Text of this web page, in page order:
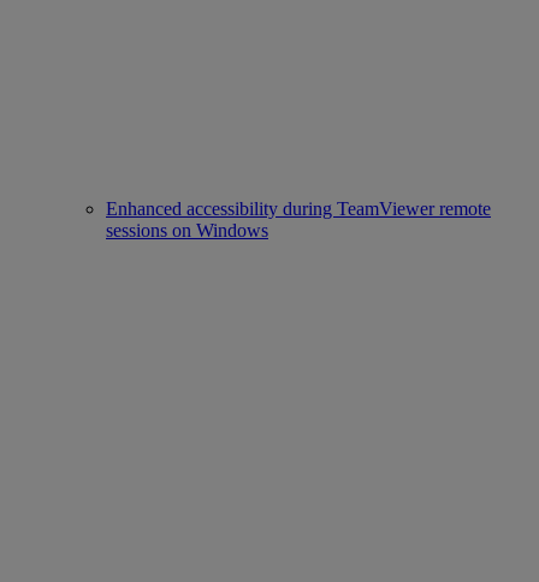
Enhanced accessibility during TeamViewer remote
sessions on Windows